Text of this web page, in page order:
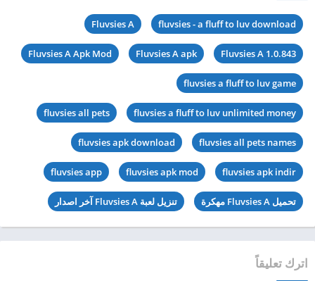
fluvsies - a fluff to luv download
Fluvsies A
Fluvsies A 1.0.843
Fluvsies A apk
Fluvsies A Apk Mod
fluvsies a fluff to luv game
fluvsies a fluff to luv unlimited money
fluvsies all pets
fluvsies all pets names
fluvsies apk download
fluvsies apk indir
fluvsies apk mod
fluvsies app
تحميل Fluvsies A مهكرة تنزيل لعبة Fluvsies A آخر اصدار
اترك تعليقاً